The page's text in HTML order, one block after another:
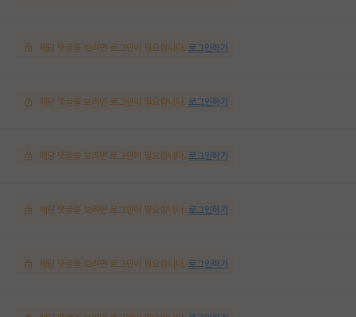
해당 댓글을 보려면 로그인이 필요합니다. 로그인하기
해당 댓글을 보려면 로그인이 필요합니다. 로그인하기
해당 댓글을 보려면 로그인이 필요합니다. 로그인하기
해당 댓글을 보려면 로그인이 필요합니다. 로그인하기
해당 댓글을 보려면 로그인이 필요합니다. 로그인하기